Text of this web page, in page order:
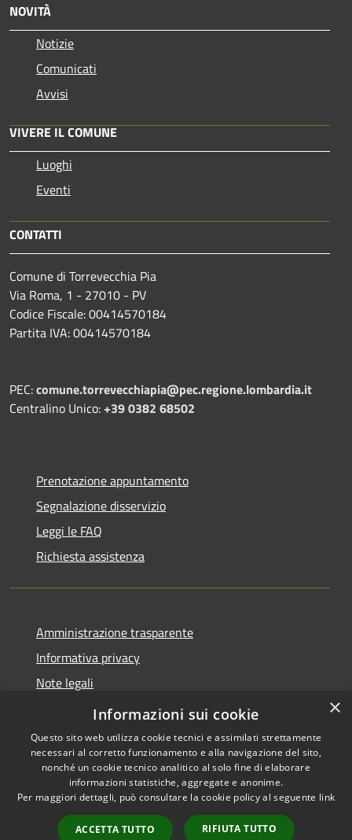
NOVITÀ
Notizie
Comunicati
Avvisi
VIVERE IL COMUNE
Luoghi
Eventi
CONTATTI
Comune di Torrevecchia Pia
Via Roma, 1 - 27010 - PV
Codice Fiscale: 00414570184
Partita IVA: 00414570184
PEC:comune.torrevecchiapia@pec.regione.lombardia.it
Centralino Unico:+39 0382 68502
Prenotazione appuntamento
Segnalazione disservizio
Leggi le FAQ
Richiesta assistenza
Amministrazione trasparente
Informativa privacy
Note legali
Dichiarazione di accessibilità
Accessibilità
Copyright © 2026 • Comune di
Torrevecchia Pia • Powered by
Municipium•
Accesso
×
Informazioni sui cookie
Questo sito web utilizza cookie tecnici e assimilati strettamente
necessari al corretto funzionamento e alla navigazione del sito,
nonché un cookie tecnico analitico al solo fine di elaborare
informazioni statistiche, aggregate e anonime.
Per maggiori dettagli, può consultare la cookie policy al seguente link
ACCETTA TUTTO RIFIUTA TUTTO